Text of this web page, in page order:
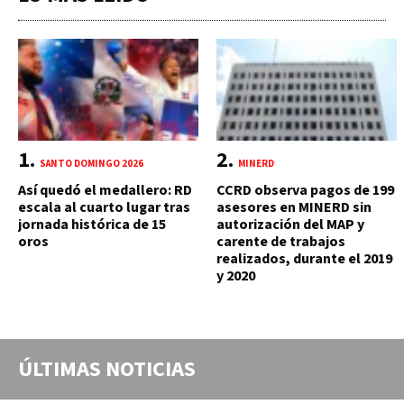
SANTO DOMINGO 2026
Así quedó el medallero: RD
escala al cuarto lugar tras
jornada histórica de 15
oros
MINERD
CCRD observa pagos de 199
asesores en MINERD sin
autorización del MAP y
carente de trabajos
realizados, durante el 2019
y 2020
ÚLTIMAS NOTICIAS